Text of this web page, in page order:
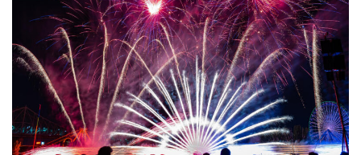
t
i
m
a
t
e
d
r
e
a
d